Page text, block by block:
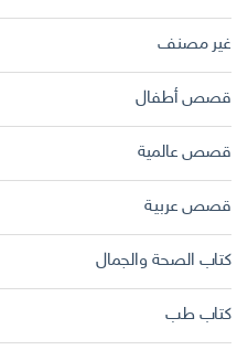
غير مصنف
قصص أطفال
قصص عالمية
قصص عربية
كتاب الصحة والجمال
كتاب طب